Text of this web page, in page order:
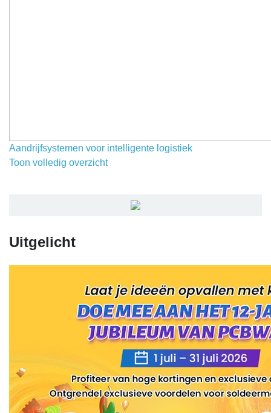
Aandrijfsystemen voor intelligente logistiek
Toon volledig overzicht
Uitgelicht